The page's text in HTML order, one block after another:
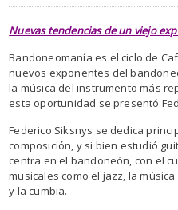
Nuevas tendencias de un viejo
Bandoneomanía es el ciclo de
nuevos exponentes del
la música del instrumento más
esta oportunidad se presentó
Federico Siksnys se dedica
composición, y si bien estudió
centra en el bandoneón, con el
musicales como el jazz, la
y la cumbia.